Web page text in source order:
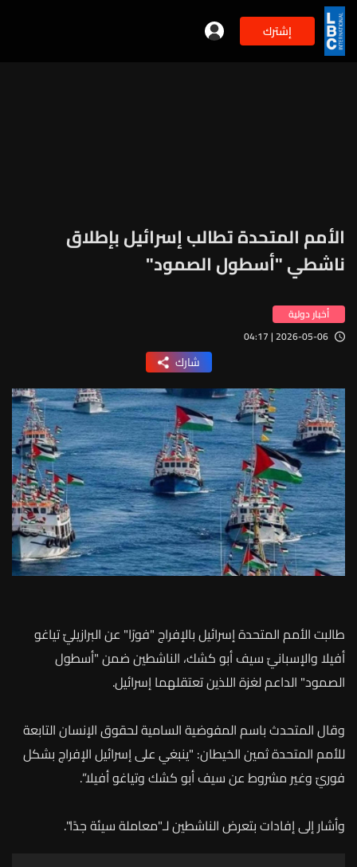
إشترك
الأمم المتحدة تطالب إسرائيل بإطلاق
ناشطي "أسطول الصمود"
أخبار دولية
2026-05-06 | 04:17
شارك
طالبت الأمم المتحدة إسرائيل بالإفراج "فورًا" عن البرازيليّ تياغو
أفيلا والإسبانيّ سيف أبو كشك، الناشطين ضمن "أسطول
الصمود" الداعم لغزة اللذين تعتقلهما إسرائيل.
وقال المتحدث باسم المفوضية السامية لحقوق الإنسان التابعة
للأمم المتحدة ثمين الخيطان: "ينبغي على إسرائيل الإفراج بشكل
فوريّ وغير مشروط عن سيف أبو كشك وتياغو أفيلا”.
وأشارإلىإفاداتبتعرضالناشطينلـ"معاملةسيئةجدًا".